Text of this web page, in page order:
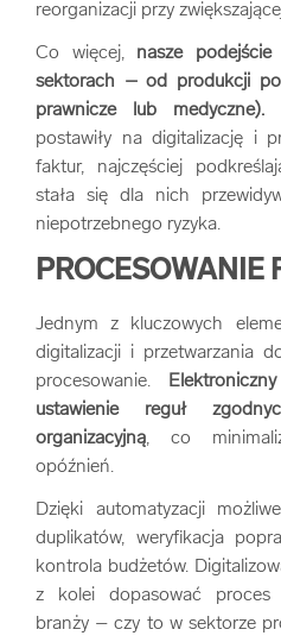
reorganizacji przy
Co więcej, nasze
sektorach – od produkcji po
prawnicze lub medyczne).
postawiły na digitalizację i
faktur, najczęściej
stała się dla nich
niepotrzebnego ryzyka.
PROCESOWANIE
Jednym z kluczowych
digitalizacji i przetwarzania
procesowanie.
ustawienie reguł
organizacyjną, co
opóźnień.
Dzięki automatyzacji
duplikatów, weryfikacja
kontrola budżetów.
z kolei dopasować proces
branży – czy to w sektorze